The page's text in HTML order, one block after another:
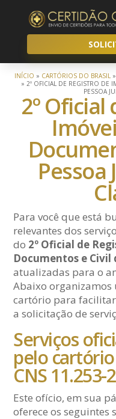
INÍCIO » CARTÓRIOS DO BRASIL»
» 2º OFICIAL DE REGISTRO DE
PESSOA
2º Oficial
Pessoa
Para você que está
relevantes dos
do 2º Oficial de
Documentos e Civil
atualizadas para o
Abaixo organizamos
cartório para
a solicitação de
Serviços
pelo
CNS 11.253-
Este ofício, em sua
oferece os seguintes